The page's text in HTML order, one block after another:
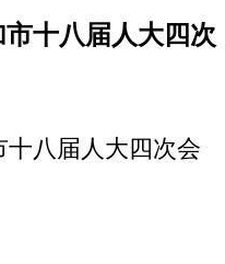
十八届人大四次
八届人大四次会